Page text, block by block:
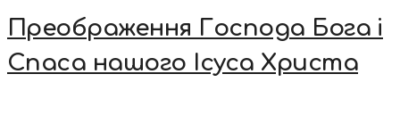
Преображення Господа Бога і
Спаса нашого Ісуса Христа